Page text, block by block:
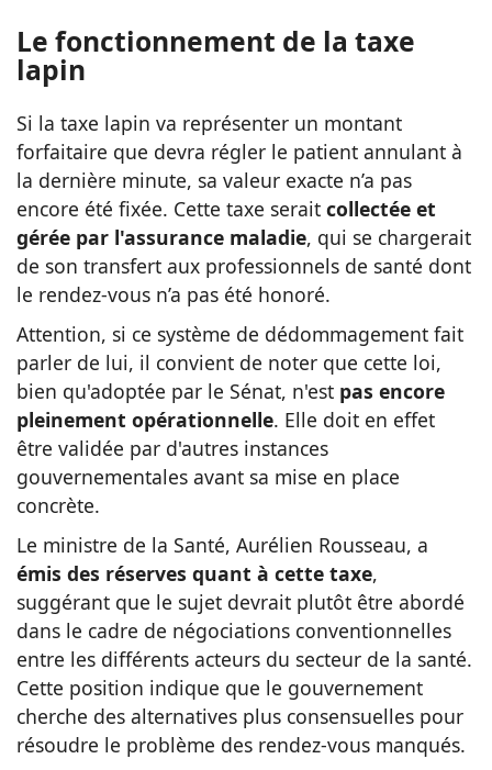
Le fonctionnement de la taxe
lapin
Si la taxe lapin va représenter un montant
forfaitaire que devra régler le patient annulant à
la dernière minute, sa valeur exacte n’a pas
encore été fixée. Cette taxe serait collectée et
gérée par l'assurance maladie, qui se chargerait
de son transfert aux professionnels de santé dont
le rendez-vous n’a pas été honoré.
Attention, si ce système de dédommagement fait
parler de lui, il convient de noter que cette loi,
bien qu'adoptée par le Sénat, n'est pas encore
pleinement opérationnelle. Elle doit en effet
être validée par d'autres instances
gouvernementales avant sa mise en place
concrète.
Le ministre de la Santé, Aurélien Rousseau, a
émis des réserves quant à cette taxe,
suggérant que le sujet devrait plutôt être abordé
dans le cadre de négociations conventionnelles
entre les différents acteurs du secteur de la santé.
Cette position indique que le gouvernement
cherche des alternatives plus consensuelles pour
résoudre le problème des rendez-vous manqués.